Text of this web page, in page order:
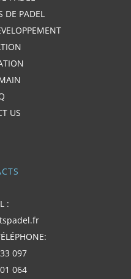
DE PADEL
US
:
097
064